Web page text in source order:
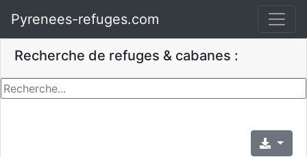
Pyrenees-refuges.com
Recherche de refuges & cabanes :